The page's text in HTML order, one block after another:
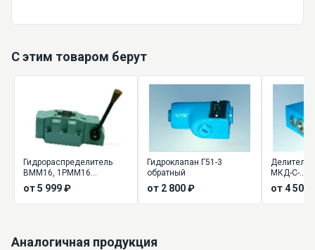
С этим товаром берут
Гидрораспределитель
ВММ16, 1РММ16
(Ду=16мм) ручной
от 5 999 ₽
Гидроклапан Г51-3
обратный
от 2 800 ₽
Делители
МКД-С-...
от 4 500
Аналогичная продукция